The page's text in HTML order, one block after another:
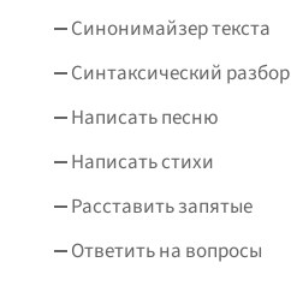
Синонимайзер текста
Синтаксический разбор
Написать песню
Написать стихи
Расставить запятые
Ответить на вопросы